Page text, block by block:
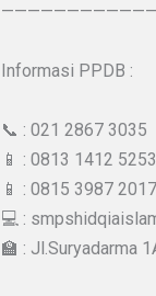
Informasi PPDB :
📞 : 021 2867 3035
📱 : 0813 1412
📱 : 0815 3987
💻 :
🏫 : Jl.Suryadarma